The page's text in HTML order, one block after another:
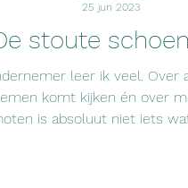
stoute
leer ik veel. Over
komt kijken én over
is absoluut niet iets
25 jun 2023